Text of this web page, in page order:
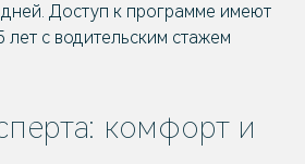
Доступ к программе имеют
лет с водительским стажем
комфорт и